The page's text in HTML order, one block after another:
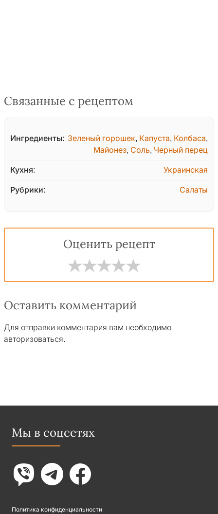
Связанные с рецептом
Ингредиенты: Зеленый горошек, Капуста, Колбаса,
Майонез, Соль, Черный перец
Кухня: Украинская
Рубрики: Салаты
Оценить рецепт
Оставить комментарий
Для отправки комментария вам необходимо
авторизоваться.
Мы в соцсетях
Политика конфиденциальности